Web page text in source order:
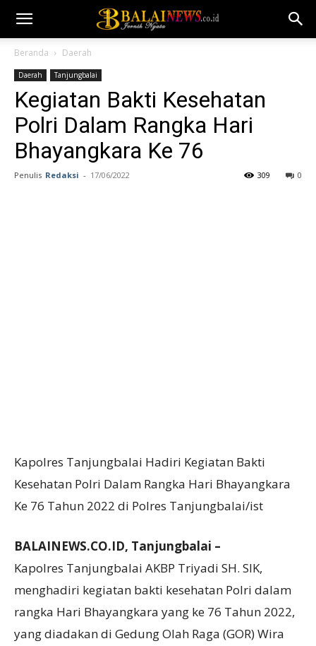
Beranda Daerah
Daerah Tanjungbalai
Kegiatan Bakti Kesehatan
Polri Dalam Rangka Hari
Bhayangkara Ke 76
Penulis Redaksi - 17/06/2022 0
309
Kapolres TanjungbaIai Hadiri Kegiatan Bakti
Kesehatan Polri Dalam Rangka Hari Bhayangkara
Ke 76 Tahun 2022 di Polres Tanjungbalai/ist
BALAINEWS.CO.ID, Tanjungbalai –
Kapolres Tanjungbalai AKBP Triyadi SH. SIK,
menghadiri kegiatan bakti kesehatan Polri dalam
rangka Hari Bhayangkara yang ke 76 Tahun 2022,
yang diadakan di Gedung Olah Raga (GOR) Wira